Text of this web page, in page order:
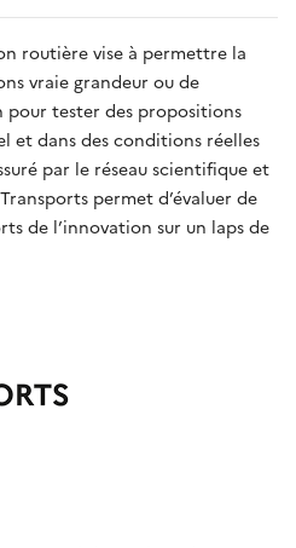
routière vise à permettre la
vraie grandeur ou de
tester des propositions
et dans des conditions réelles
par le réseau scientifique et
permet d’évaluer de
de l’innovation sur un laps de